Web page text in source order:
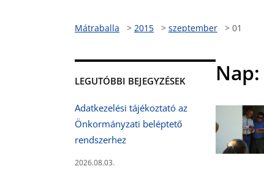
Mátraballa > 2015 > szeptember > 01
LEGUTÓBBI BEJEGYZÉSEK
Adatkezelési tájékoztató az
Önkormányzati beléptető
rendszerhez
2026.08.03.
Nap: